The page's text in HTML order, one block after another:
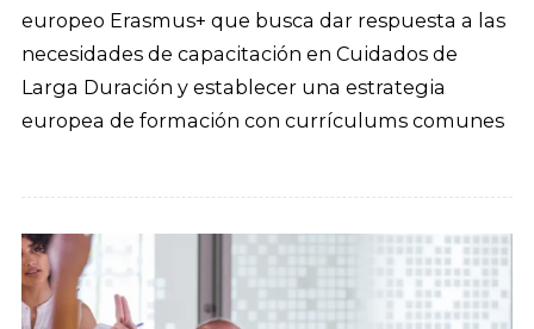
europeo Erasmus+ que busca dar respuesta a las
necesidades de capacitación en Cuidados de
Larga Duración y establecer una estrategia
europea de formación con currículums comunes